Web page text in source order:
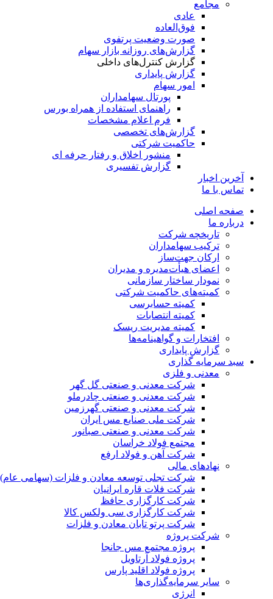
مجامع
عادی
فوق‌العاده
صورت وضعیت پرتفوی
گزارش‌های روزانه بازار سهام
گزارش کنترل‌های داخلی
گزارش پایداری
امور سهام
پورتال سهامداران
راهنمای استفاده از همراه بورس
فرم اعلام مشخصات
گزارش‌های تخصصی
حاکمیت شرکتی
منشور اخلاق و رفتار حرفه­ ای
گزارش تفسیری
آخرین اخبار
تماس با ما
صفحه اصلی
درباره ما
تاریخچه شرکت
ترکیب سهامداران
ارکان جهت‌ساز
اعضای هیأت‌مدیره و مدیران
نمودار ساختار سازمانی
کمیته‌های حاکمیت شرکتی
کمیته حسابرسی
کمیته انتصابات
کمیته مدیریت ریسک
افتخارات و گواهینامه‌ها
گزارش پایداری
سبد سرمایه گذاری
معدنی و فلزی
شرکت معدنی و صنعتی گل گهر
شرکت معدنی و صنعتی چادرملو
شرکت معدنی و صنعتی گهرزمین
شرکت ملی صنایع مس ایران
شرکت معدنی و صنعتی صبانور
مجتمع فولاد خراسان
شرکت آهن و فولاد ارفع
نهادهای مالی
شرکت تجلی توسعه معادن و فلزات (سهامی عام)
شرکت فلات قاره ایرانیان
شرکت کارگزاری حافظ
شرکت کارگزاری سی ولکس کالا
شرکت پرتو تابان معادن و فلزات
شرکت پروژه
پروژه مجتمع مس جانجا
پروژه فولاد آرتاویل
پروژه فولاد اقلید پارس
سایر سرمایه‌گذاری‌ها
انرژی